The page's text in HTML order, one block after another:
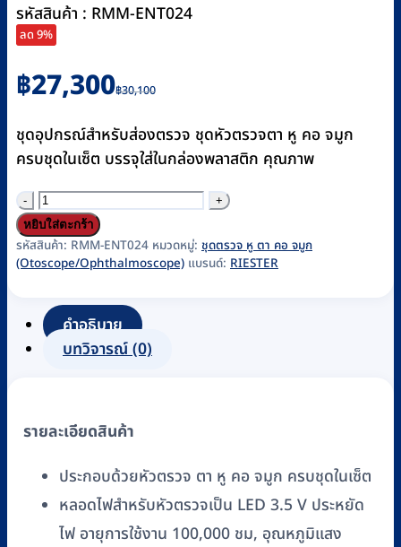
รหัสสินค้า : RMM-ENT024
ลด 9%
฿30,100
Original
price
was:
฿30,100.
฿27,300
Current
price
is:
฿27,300.
ชุดอุปกรณ์สำหรับส่องตรวจ ชุดหัวตรวจตา หู คอ จมูก
ครบชุดในเซ็ต บรรจุใส่ในกล่องพลาสติก คุณภาพ
จำนวน
ชุด
ตรวจ
หู
คอ
จมูก
Scope
Deluxe
Otoscope/
หยิบใส่ตะกร้า
รหัสสินค้า: RMM-ENT024 หมวดหมู่: ชุดตรวจ หู ตา คอ จมูก
(Otoscope/Ophthalmoscope) แบรนด์: RIESTER
คำอธิบาย
บทวิจารณ์ (0)
รายละเอียดสินค้า
ประกอบด้วยหัวตรวจ ตา หู คอ จมูก ครบชุดในเซ็ต
หลอดไฟสำหรับหัวตรวจเป็น LED 3.5 V ประหยัด
ไฟ อายุการใช้งาน 100,000 ชม, อุณหภูมิแสง